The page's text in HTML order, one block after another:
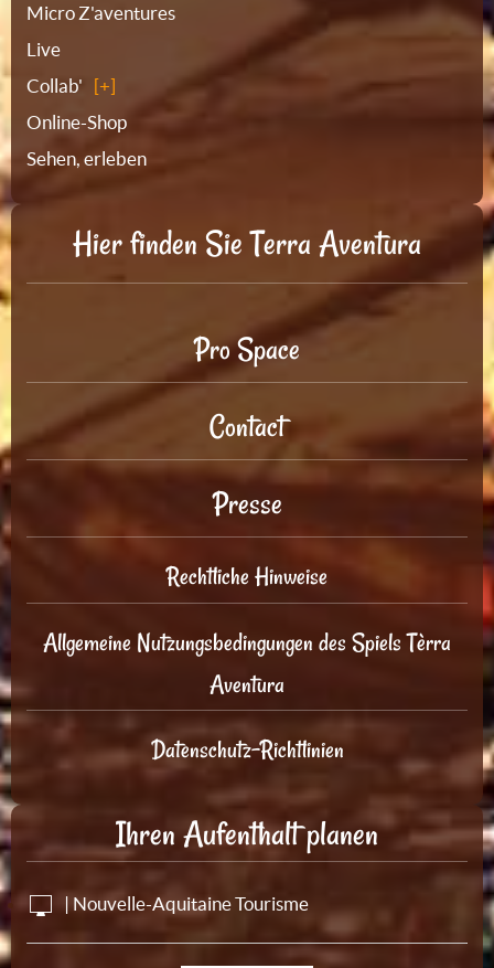
Micro Z'aventures
Live
Collab'
Online-Shop
Sehen, erleben
Hier finden Sie Terra Aventura
Pro Space
Contact
Presse
Rechtliche Hinweise
Allgemeine Nutzungsbedingungen des Spiels Tèrra
Aventura
Datenschutz-Richtlinien
Ihren Aufenthalt planen
| Nouvelle-Aquitaine Tourisme